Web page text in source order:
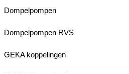
Dompelpompen
Dompelpompen RVS
GEKA koppelingen